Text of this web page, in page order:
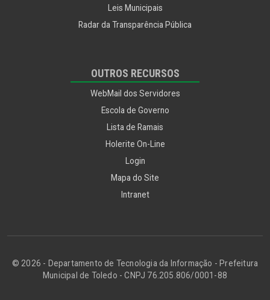
Leis Municipais
Radar da Transparência Pública
OUTROS RECURSOS
WebMail dos Servidores
Escola de Governo
Lista de Ramais
Holerite On-Line
Login
Mapa do Site
Intranet
© 2026 - Departamento de Tecnologia da Informação - Prefeitura
Municipal de Toledo - CNPJ 76.205.806/0001-88